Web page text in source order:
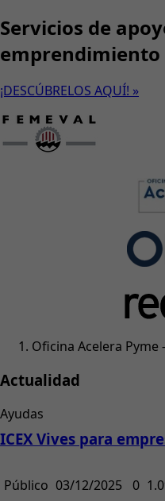
Servicios de
emprendimiento
¡DESCÚBRELOS AQUÍ! »
Oficina Acelera Pyme
Actualidad
Ayudas
ICEX Vives para
Público 03/12/2025 0